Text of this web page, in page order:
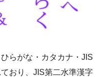
らがな・カタカナ・JIS
おり、JIS第二水準漢字